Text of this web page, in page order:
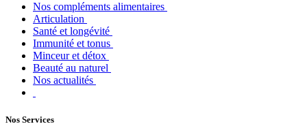
Nos compléments alimentaires
Articulation
Santé et longévité
Immunité et tonus
Minceur et détox
Beauté au naturel
Nos actualités
Nos Services